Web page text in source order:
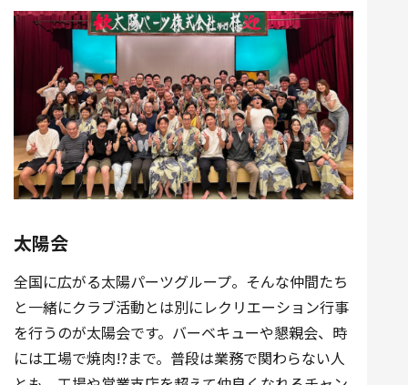
太陽会
全国に広がる太陽パーツグループ。そんな仲間たち
と一緒にクラブ活動とは別にレクリエーション行事
を行うのが太陽会です。バーベキューや懇親会、時
には工場で焼肉!?まで。普段は業務で関わらない人